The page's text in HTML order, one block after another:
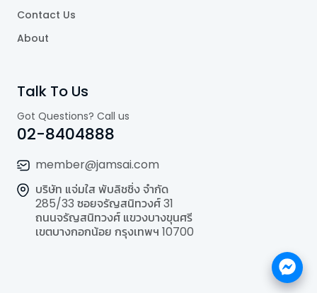
Contact Us
About
Talk To Us
Got Questions? Call us
02-8404888
member@jamsai.com
บริษัท แจ่มใส พับลิชชิ่ง จำกัด
285/33 ซอยจรัญสนิทวงศ์ 31
ถนนจรัญสนิทวงศ์ แขวงบางขุนศรี
เขตบางกอกน้อย กรุงเทพฯ 10700